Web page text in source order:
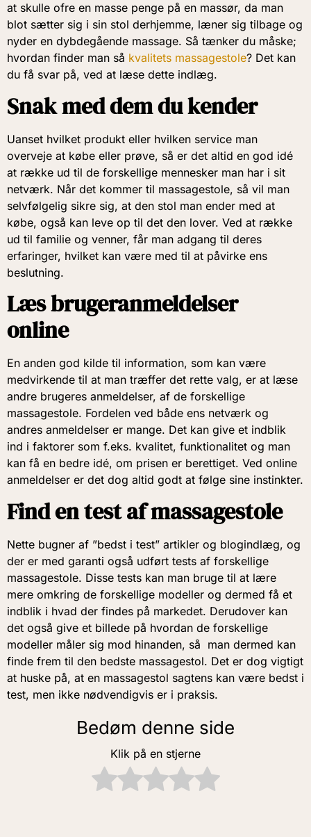
at skulle ofre en masse penge på en massør, da man
blot sætter sig i sin stol derhjemme, læner sig tilbage og
nyder en dybdegående massage. Så tænker du måske;
hvordan finder man så kvalitets massagestole? Det kan
du få svar på, ved at læse dette indlæg.
Snak med dem du kender
Uanset hvilket produkt eller hvilken service man
overveje at købe eller prøve, så er det altid en god idé
at række ud til de forskellige mennesker man har i sit
netværk. Når det kommer til massagestole, så vil man
selvfølgelig sikre sig, at den stol man ender med at
købe, også kan leve op til det den lover. Ved at række
ud til familie og venner, får man adgang til deres
erfaringer, hvilket kan være med til at påvirke ens
beslutning.
Læs brugeranmeldelser
online
En anden god kilde til information, som kan være
medvirkende til at man træffer det rette valg, er at læse
andre brugeres anmeldelser, af de forskellige
massagestole. Fordelen ved både ens netværk og
andres anmeldelser er mange. Det kan give et indblik
ind i faktorer som f.eks. kvalitet, funktionalitet og man
kan få en bedre idé, om prisen er berettiget. Ved online
anmeldelser er det dog altid godt at følge sine instinkter.
Find en test af massagestole
Nette bugner af ”bedst i test” artikler og blogindlæg, og
der er med garanti også udført tests af forskellige
massagestole. Disse tests kan man bruge til at lære
mere omkring de forskellige modeller og dermed få et
indblik i hvad der findes på markedet. Derudover kan
det også give et billede på hvordan de forskellige
modeller måler sig mod hinanden, så man dermed kan
finde frem til den bedste massagestol. Det er dog vigtigt
at huske på, at en massagestol sagtens kan være bedst i
test, men ikke nødvendigvis er i praksis.
Bedøm denne side
Klik på en stjerne